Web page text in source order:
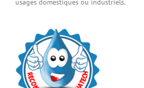
usages domestiques ou industriels.